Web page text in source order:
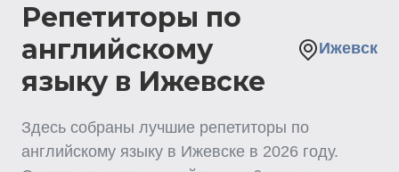
Репетиторы по
английскому
языку в Ижевске
Ижевск
Здесь собраны лучшие репетиторы по
английскому языку в Ижевске в 2026 году.